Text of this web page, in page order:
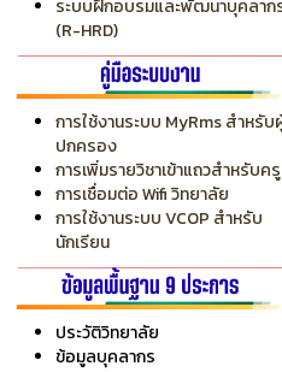
ศธ.02 ตรวจสอบผลการเรียน
ID Plan
การพัฒนาครูและบุคลากร
อาชีวศึกษาออนไลน์ Rtraining
ระบบฝึกอบรมและพัฒนาบุคลากร
(R-HRD)
การใช้งานระบบ MyRms สำหรับผู้
ปกครอง
การเพิ่มรายวิชาเข้าแถวสำหรับครู
การเชื่อมต่อ Wifi วิทยาลัย
การใช้งานระบบ VCOP สำหรับ
นักเรียน